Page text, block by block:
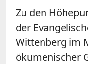
Zu den
der
Wittenberg im
ökumenischer